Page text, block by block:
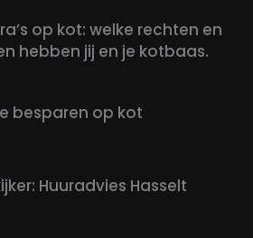
op kot: welke rechten en
hebben jij en je kotbaas.
besparen op kot
Huuradvies Hasselt